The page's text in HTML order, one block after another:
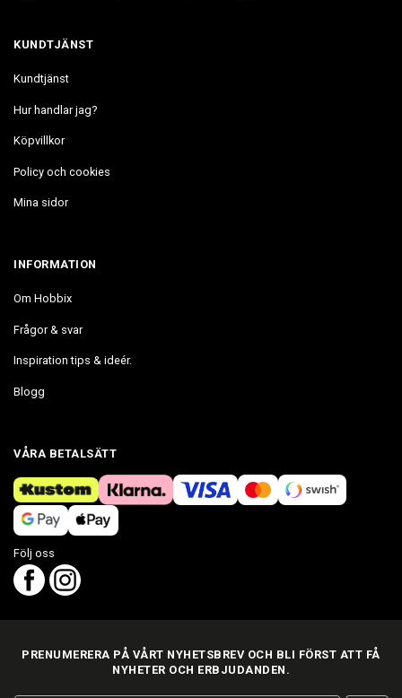
KUNDTJÄNST
Kundtjänst
Hur handlar jag?
Köpvillkor
Policy och cookies
Mina sidor
INFORMATION
Om Hobbix
Frågor & svar
Inspiration tips & ideér.
Blogg
VÅRA BETALSÄTT
Följ oss
PRENUMERERA PÅ VÅRT NYHETSBREV OCH BLI FÖRST ATT FÅ
NYHETER OCH ERBJUDANDEN.